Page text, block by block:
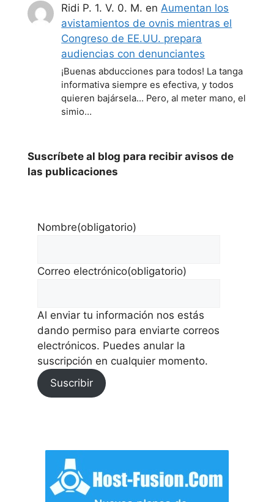
Ridi P. 1. V. 0. M. en Aumentan los
avistamientos de ovnis mientras el
Congreso de EE.UU. prepara
audiencias con denunciantes
¡Buenas abducciones para todos! La tanga
informativa siempre es efectiva, y todos
quieren bajársela... Pero, al meter mano, el
simio…
Suscríbete al blog para recibir avisos de
las publicaciones
Nombre(obligatorio)
Correo electrónico(obligatorio)
Al enviar tu información nos estás
dando permiso para enviarte correos
electrónicos. Puedes anular la
suscripción en cualquier momento.
Suscribir